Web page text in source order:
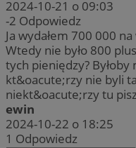
2024-10-21 o 09:03
-2 Odpowiedz
Ja wydałem 700 000
Wtedy nie było 800
tych pieniędzy?
kt&oacute;rzy nie byli
niekt&oacute;rzy tu
ewin
2024-10-22 o 18:25
1 Odpowiedz